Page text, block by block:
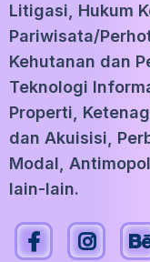
Litigasi, Hukum
Pariwisata/
Kehutanan dan
Teknologi
Properti,
dan Akuisisi,
Modal,
lain-lain.